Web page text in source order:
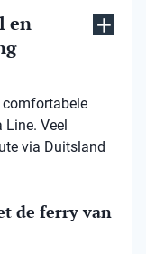
en
comfortabele
Veel
via Duitsland
de ferry van